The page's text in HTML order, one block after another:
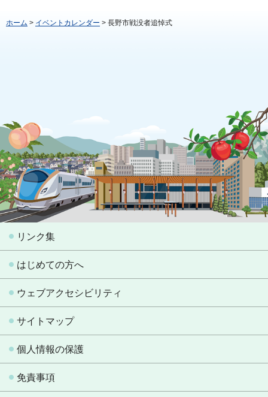
ホーム > イベントカレンダー > 長野市戦没者追悼式
リンク集
はじめての方へ
ウェブアクセシビリティ
サイトマップ
個人情報の保護
免責事項